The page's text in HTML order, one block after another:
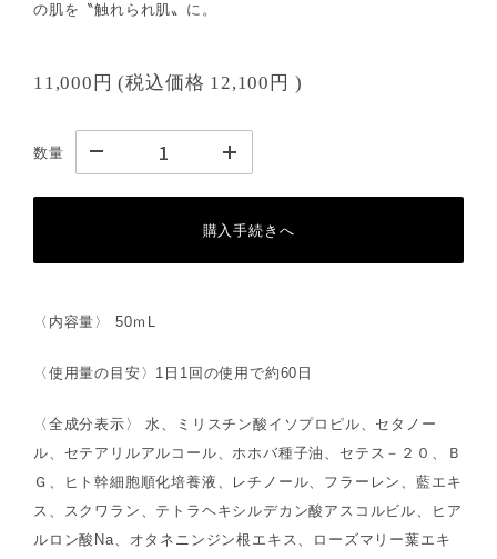
の肌を〝触れられ肌〟に。
11,000円 (税込価格 12,100円 )
数量
購入手続きへ
〈内容量〉 50ｍL
〈使用量の目安〉1日1回の使用で約60日
〈全成分表示〉 水、ミリスチン酸イソプロピル、セタノー
ル、セテアリルアルコール、ホホバ種子油、セテス－２０、Ｂ
Ｇ、ヒト幹細胞順化培養液、レチノール、フラーレン、藍エキ
ス、スクワラン、テトラヘキシルデカン酸アスコルビル、ヒア
ルロン酸Na、オタネニンジン根エキス、ローズマリー葉エキ